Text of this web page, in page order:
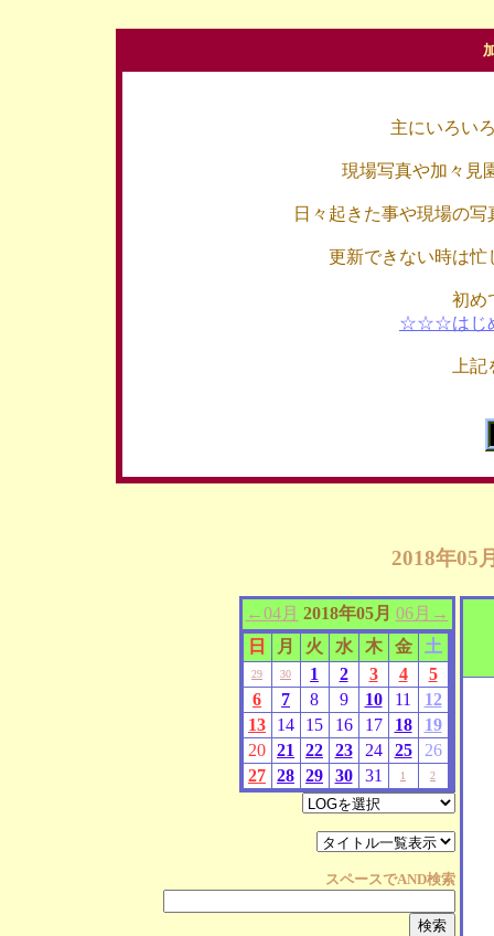
主にいろい
現場写真や加々見
日々起きた事や現場の
更新できない時は忙
初め
☆☆☆はじ
上
2018年05
←04月 2018年05月 06月→
日
月 火 水 木 金 土
29 30 1 2 3 4
5
6
7 8 9 10 11
12
13
14 15 16 17 18
19
20 21 22 23 24 25
26
27 28 29 30 31 1 2
スペースでAND検索